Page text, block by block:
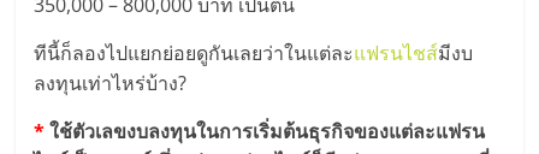
ไชส์
ขาย
ทีนี้ก็ลองไปแยกย่อยดูกันเลยว่าในแต่ละแฟรนไชส์มีงบ
ลงทุนเท่าไหร่บ้าง?
*ใช้ตัวเลขงบลงทุนในการเริ่มต้นธุรกิจของแต่ละแฟรน